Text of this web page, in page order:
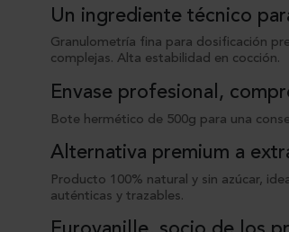
Un ingrediente técnico
Granulometría fina para dosificación
complejas. Alta estabilidad en cocción.
Envase profesional,
Bote hermético de 500g para una
Alternativa premium a
Producto 100% natural y sin azúcar,
auténticas y trazables.